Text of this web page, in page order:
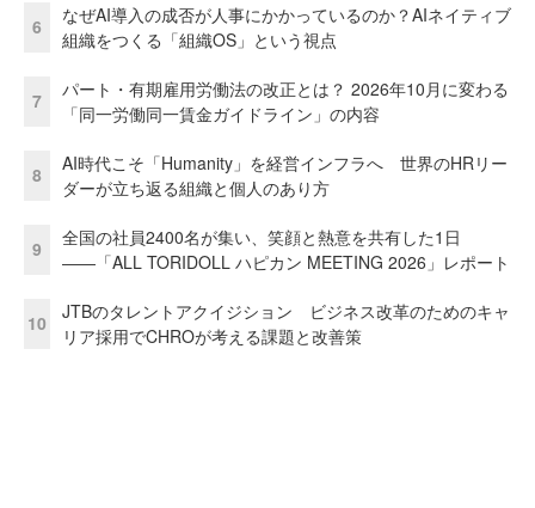
6
なぜAI導入の成否が人事にかかっているのか？AIネイティブ
組織をつくる「組織OS」という視点
7
パート・有期雇用労働法の改正とは？ 2026年10月に変わる
「同一労働同一賃金ガイドライン」の内容
8
AI時代こそ「Humanity」を経営インフラへ 世界のHRリー
ダーが立ち返る組織と個人のあり方
9
全国の社員2400名が集い、笑顔と熱意を共有した1日
――「ALL TORIDOLL ハピカン MEETING 2026」レポート
10
JTBのタレントアクイジション ビジネス改革のためのキャ
リア採用でCHROが考える課題と改善策